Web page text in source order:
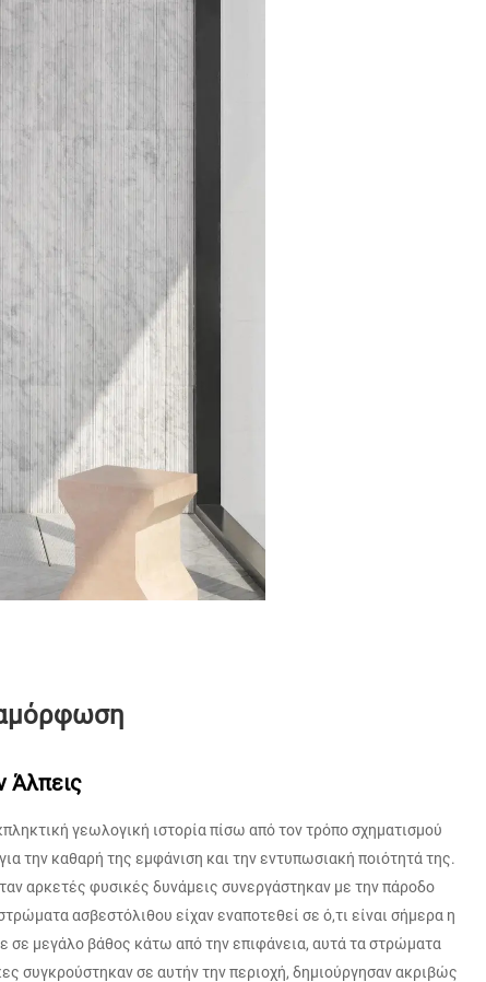
Άλπεις
γεωλογική ιστορία πίσω από τον τρόπο σχηματισμού
την καθαρή της εμφάνιση και την εντυπωσιακή ποιότητά της.
αρκετές φυσικές δυνάμεις συνεργάστηκαν με την πάροδο
ασβεστόλιθου είχαν εναποτεθεί σε ό,τι είναι σήμερα η
σε μεγάλο βάθος κάτω από την επιφάνεια, αυτά τα στρώματα
συγκρούστηκαν σε αυτήν την περιοχή, δημιούργησαν ακριβώς